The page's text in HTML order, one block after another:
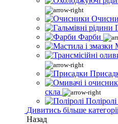
Фарби
скла
Поліролі
Дивитись більше
Назад